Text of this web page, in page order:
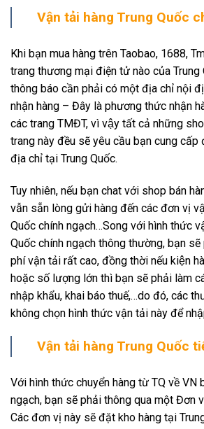
Vận tải hàng Trung Quốc
Khi bạn mua hàng trên Taobao, 1688,
trang thương mại điện tử nào của
thông báo cần phải có một địa chỉ nội
nhận hàng – Đây là phương thức nhận
các trang TMĐT, vì vậy tất cả những
trang này đều sẽ yêu cầu bạn cung cấp
địa chỉ tại Trung Quốc.
Tuy nhiên, nếu bạn chat với shop bán
vẫn sẵn lòng gửi hàng đến các đơn vị
Quốc chính ngạch…Song với hình thức
Quốc chính ngạch thông thường, bạn
phí vận tải rất cao, đồng thời nếu kiện
hoặc số lượng lớn thì bạn sẽ phải làm
nhập khẩu, khai báo thuế,…do đó, các
không chọn hình thức vận tải này để
Vận tải hàng Trung Quốc
Với hình thức chuyển hàng từ TQ về VN
ngạch, bạn sẽ phải thông qua một Đơn
Các đơn vị này sẽ đặt kho hàng tại